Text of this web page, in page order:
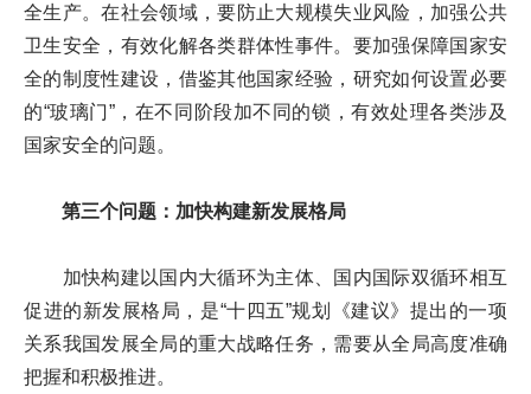
全生产。在社会领域，要防止大规模失业风险，加强公共
卫生安全，有效化解各类群体性事件。要加强保障国家安
全的制度性建设，借鉴其他国家经验，研究如何设置必要
的“玻璃门”，在不同阶段加不同的锁，有效处理各类涉及
国家安全的问题。
第三个问题：加快构建新发展格局
加快构建以国内大循环为主体、国内国际双循环相互
促进的新发展格局，是“十四五”规划《建议》提出的一项
关系我国发展全局的重大战略任务，需要从全局高度准确
把握和积极推进。